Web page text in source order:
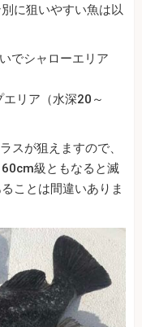
に狙いやすい魚は以
でシャローエリア
リア（水深20～
スが狙えますので、
級ともなると滅
ことは間違いありま